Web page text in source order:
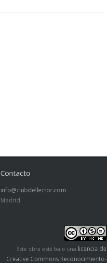
Contacto
info@clubdellector.com
Madrid
Este obra está bajo una licencia de
Creative Commons Reconocimiento-